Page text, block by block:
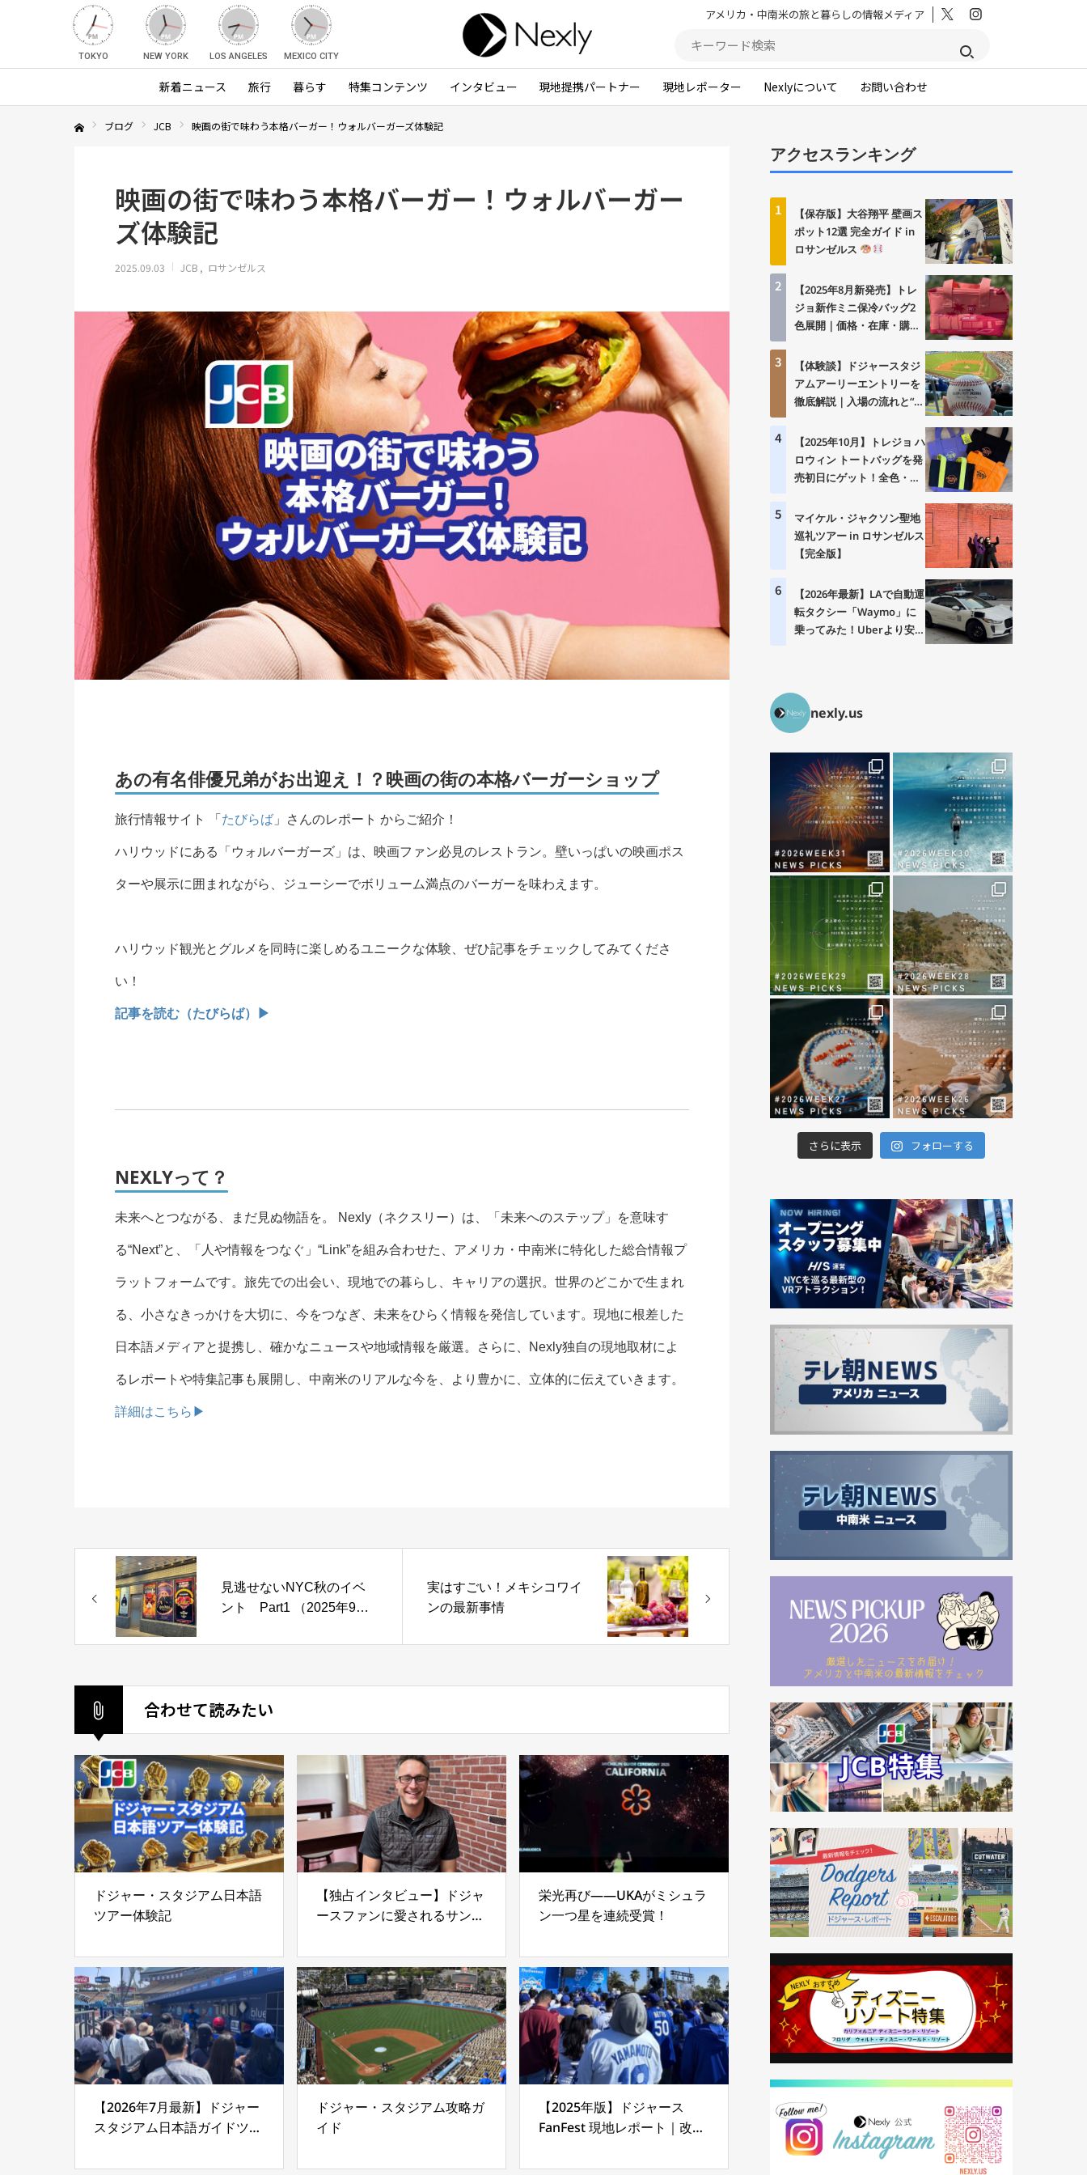
TOKYO NEW YORK LOS ANGELES MEXICO CITY
アメリカ・中南米の旅と暮らしの情報メディア
新着ニュース 旅行 暮らす 特集コンテンツ インタビュー 現地提携パートナー 現地レポーター Nexlyについて お問い合わせ
ブログ JCB 映画の街で味わう本格バーガー！ウォルバーガーズ体験記
映画の街で味わう本格バーガー！ウォルバーガー
ズ体験記
2025.09.03 JCB ロサンゼルス
あの有名俳優兄弟がお出迎え！？映画の街の本格バーガーショップ
旅行情報サイト 「 たびらば 」さんのレポート からご紹介！
ハリウッドにある「ウォルバーガーズ」は、映画ファン必見のレストラン。壁いっぱいの映画ポス
ターや展示に囲まれながら、ジューシーでボリューム満点のバーガーを味わえます。
ハリウッド観光とグルメを同時に楽しめるユニークな体験、ぜひ記事をチェックしてみてくださ
い！
記事を読む（たびらば）▶
NEXLYって？
未来へとつながる、まだ見ぬ物語を。 Nexly（ネクスリー）は、「未来へのステップ」を意味す
る“Next”と、「人や情報をつなぐ」“Link”を組み合わせた、アメリカ・中南米に特化した総合情報プ
ラットフォームです。旅先での出会い、現地での暮らし、キャリアの選択。世界のどこかで生まれ
る、小さなきっかけを大切に、今をつなぎ、未来をひらく情報を発信しています。現地に根差した
日本語メディアと提携し、確かなニュースや地域情報を厳選。さらに、Nexly独自の現地取材によ
るレポートや特集記事も展開し、中南米のリアルな今を、より豊かに、立体的に伝えていきます。
詳細はこちら▶︎
見逃せないNYC秋のイベ
ント Part1 （2025年9月
実はすごい！メキシコワイ
ンの最新事情
合わせて読みたい
ドジャー・スタジアム日本語
ツアー体験記
【独占インタビュー】ドジャ
ースファンに愛されるサンド
ス」｜フレンチディップ発祥
のロサンゼルス老舗グルメ
栄光再び——UKAがミシュラ
ン一つ星を連続受賞！
【2026年7月最新】ドジャー
スタジアム日本語ガイドツア
要時間・見どころ徹底レポー
ドジャー・スタジアム攻略ガ
イド
【2025年版】ドジャース
FanFest 現地レポート｜改修
アクセスランキング
1
【保存版】大谷翔平 壁画ス
ポット12選 完全ガイド in
ロサンゼルス
2
【2025年8月新発売】トレ
ジョ新作ミニ保冷バッグ2
色展開｜価格・在庫・購入
3
【体験談】ドジャースタジ
アムアーリーエントリーを
徹底解説｜入場の流れと“神
4
【2025年10月】トレジョ ハ
ロウィン トートバッグを発
売初日にゲット！全色・価
5
マイケル・ジャクソン聖地
巡礼ツアー in ロサンゼルス
【完全版】
6
【2026年最新】LAで自動運
転タクシー「Waymo」に
乗ってみた！Uberより安
nexly.us
さらに表示 フォローする